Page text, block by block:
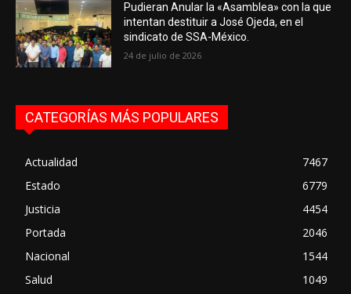
Pudieran Anular la «Asamblea» con la que
intentan destituir a José Ojeda, en el
sindicato de SSA-México.
24 de julio de 2026
CATEGORÍAS MÁS POPULARES
Actualidad
7467
Estado
6779
Justicia
4454
Portada
2046
Nacional
1544
Salud
1049